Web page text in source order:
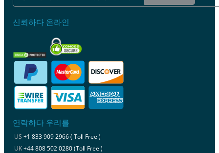
신뢰하다 온라인
연락하다 우리를
US +1 833 909 2966 ( Toll Free )
UK+44 808 502 0280 (Toll Free )